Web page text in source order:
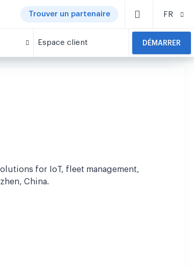
Trouver un partenaire FR
Espace client DÉMARRER
for IoT, fleet management,
China.